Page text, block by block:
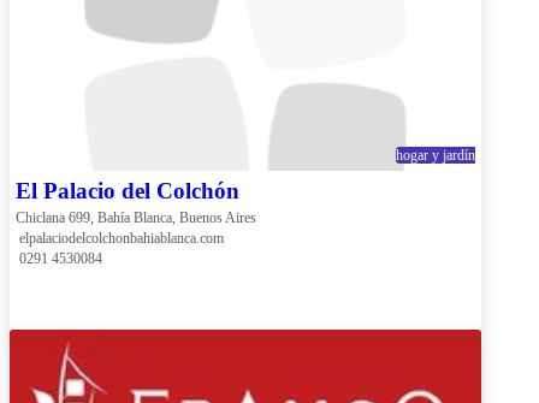
hogar y jardín
El Palacio del Colchón
Chiclana 699, Bahía Blanca, Buenos Aires
elpalaciodelcolchonbahiablanca.com
0291 4530084